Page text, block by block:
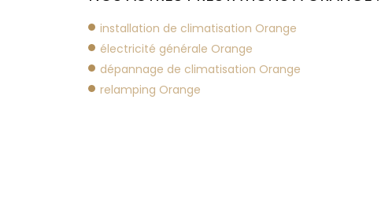
installation de climatisation Orange
électricité générale Orange
dépannage de climatisation Orange
relamping Orange